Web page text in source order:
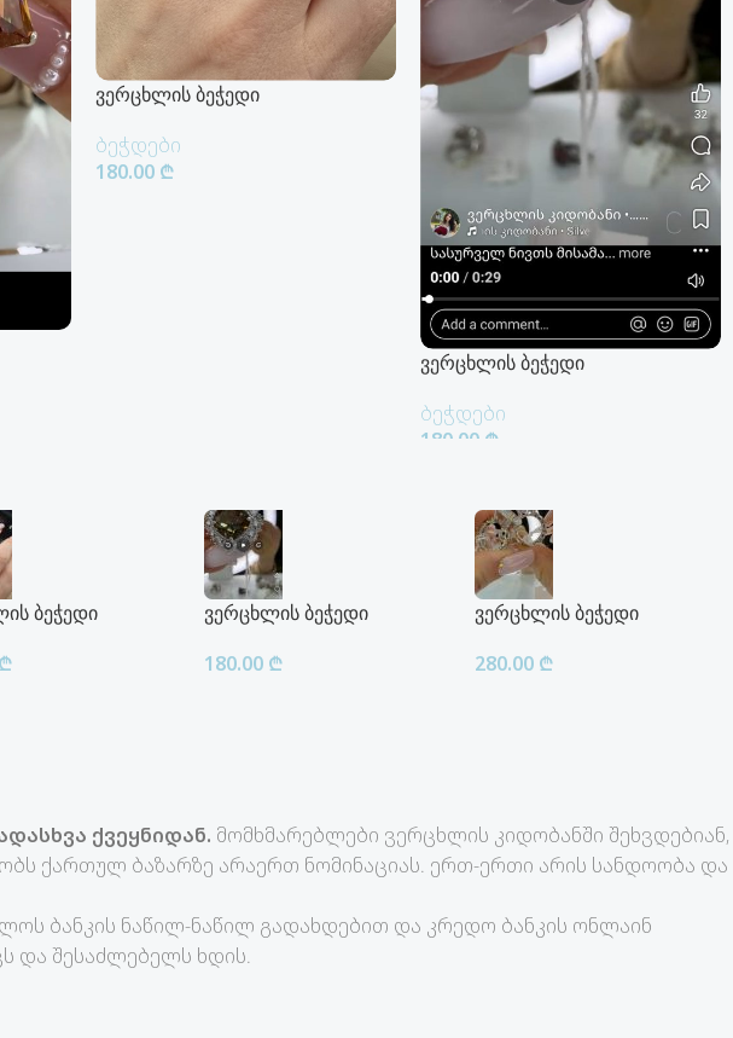
ვერცხლის ბეჭედი
ბეჭდები
180.00 ₾
ვერცხლის ბეჭედი
ბეჭდები
180.00 ₾
ბეჭედი
₾
ვერცხლის ბეჭედი
180.00 ₾
ვერცხლის ბეჭედი
280.00 ₾
ქვეყნიდან. მომხმარებლები ვერცხლის კიდობანში შეხვდებიან,
ქართულ ბაზარზე არაერთ ნომინაციას. ერთ-ერთი არის სანდოობა და
ბანკის ნაწილ-ნაწილ გადახდებით და კრედო ბანკის ონლაინ
და შესაძლებელს ხდის.